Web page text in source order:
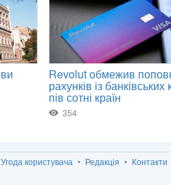
Угода користувача Редакція Контакти